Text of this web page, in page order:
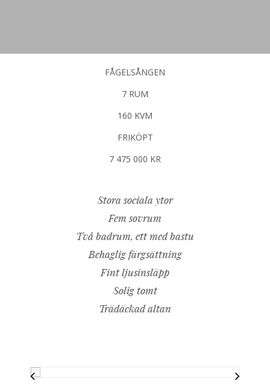
FÅGELSÅNGEN
7 RUM
160 KVM
FRIKÖPT
7 475 000 KR
Stora sociala ytor
Fem sovrum
Två badrum, ett med bastu
Behaglig färgsättning
Fint ljusinsläpp
Solig tomt
Trädäckad altan